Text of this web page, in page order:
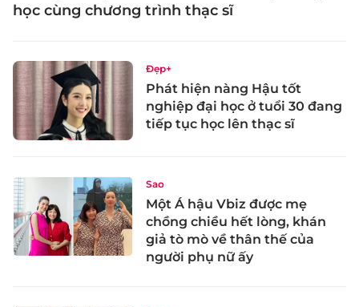
học cùng chương trình thạc sĩ
Đẹp+
Phát hiện nàng Hậu tốt
nghiệp đại học ở tuổi 30 đang
tiếp tục học lên thạc sĩ
Sao
Một Á hậu Vbiz được mẹ
chồng chiều hết lòng, khán
giả tò mò về thân thế của
người phụ nữ ấy